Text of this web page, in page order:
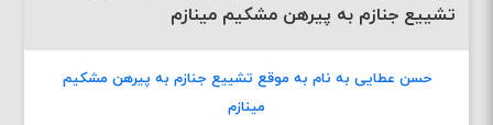
تشییع جنازم به پیرهن مشکیم مینازم
حسن عطایی به نام به موقع تشییع جنازم به پیرهن مشکیم
مینازم